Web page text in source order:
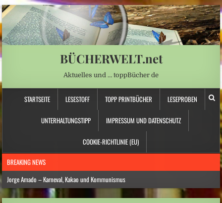
BÜCHERWELT.net
Aktuelles und … toppBücher de
STARTSEITE LESESTOFF TOPP PRINTBÜCHER LESEPROBEN
UNTERHALTUNGSTIPP IMPRESSUM UND DATENSCHUTZ
COOKIE-RICHTLINIE (EU)
BREAKING NEWS
Jorge Amado – Karneval, Kakao und Kommunismus
Anna Schapiro: „Fühlen Sie sich wie zu Hause …“ – Jüdische Spurensuche